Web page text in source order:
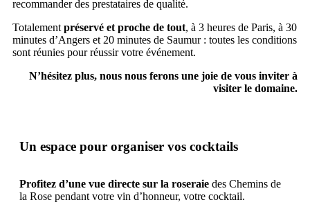
recommander des prestataires de qualité.
Totalement préservé et proche de tout, à 3 heures de Paris, à 30
minutes d’Angers et 20 minutes de Saumur : toutes les conditions
sont réunies pour réussir votre événement.
N’hésitez plus, nous nous ferons une joie de vous inviter à
visiter le domaine.
Un espace pour organiser vos cocktails
Profitez d’une vue directe sur la roseraie des Chemins de
la Rose pendant votre vin d’honneur, votre cocktail.